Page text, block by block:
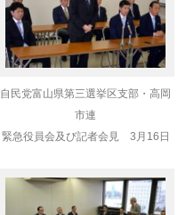
自民党富山県第三選挙区支部・高岡
市連
緊急役員会及び記者会見 3月16日